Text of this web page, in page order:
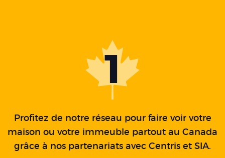
1
Profitez de notre réseau pour faire voir votre
maison ou votre immeuble partout au Canada
grâce à nos partenariats avec Centris et SIA.